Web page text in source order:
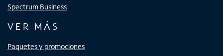
Spectrum Business
VER MÁS
Paquetes y promociones